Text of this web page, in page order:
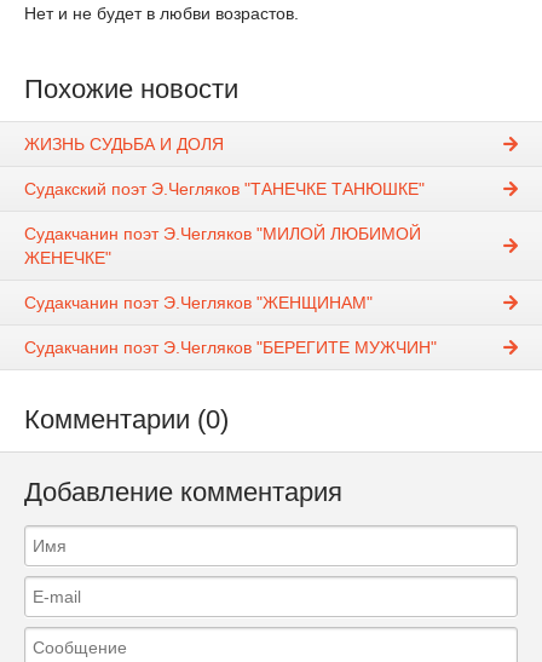
Нет и не будет в любви возрастов.
Похожие новости
ЖИЗНЬ СУДЬБА И ДОЛЯ
Судакский поэт Э.Чегляков "ТАНЕЧКЕ ТАНЮШКЕ"
Судакчанин поэт Э.Чегляков "МИЛОЙ ЛЮБИМОЙ
ЖЕНЕЧКЕ"
Судакчанин поэт Э.Чегляков "ЖЕНЩИНАМ"
Судакчанин поэт Э.Чегляков "БЕРЕГИТЕ МУЖЧИН"
Комментарии (0)
Добавление комментария